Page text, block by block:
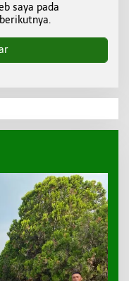
saya pada